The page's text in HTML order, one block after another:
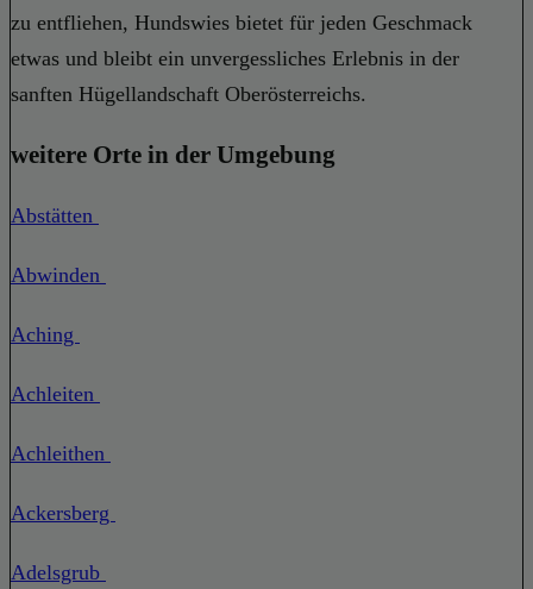
zu entfliehen, Hundswies bietet für jeden Geschmack
etwas und bleibt ein unvergessliches Erlebnis in der
sanften Hügellandschaft Oberösterreichs.
weitere Orte in der Umgebung
Abstätten
Abwinden
Aching
Achleiten
Achleithen
Ackersberg
Adelsgrub